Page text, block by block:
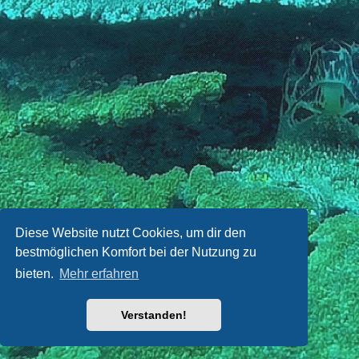
Diese Website nutzt Cookies, um dir den
bestmöglichen Komfort bei der Nutzung zu
bieten. Mehr erfahren
Verstanden!